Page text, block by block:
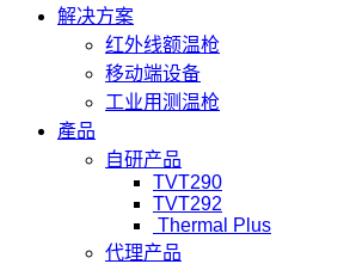
解决方案
红外线额温枪
移动端设备
工业用测温枪
產品
自研产品
TVT290
TVT292
Thermal Plus
代理产品